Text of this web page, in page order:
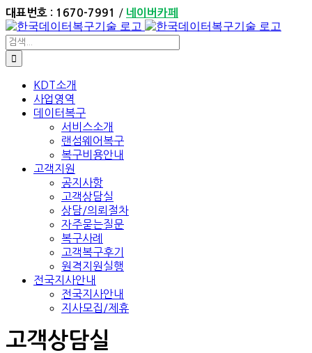
Skip
to
content
대표번호 : 1670-7991 / 네이버카페
검
색:
KDT소개
사업영역
데이터복구
서비스소개
랜섬웨어복구
복구비용안내
고객지원
공지사항
고객상담실
상담/의뢰절차
자주묻는질문
복구사례
고객복구후기
원격지원실행
전국지사안내
전국지사안내
지사모집/제휴
고객상담실